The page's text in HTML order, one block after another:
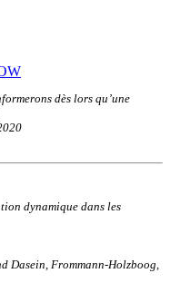
dès lors qu’une
dynamique dans les
Dasein, Frommann-Holzboog,